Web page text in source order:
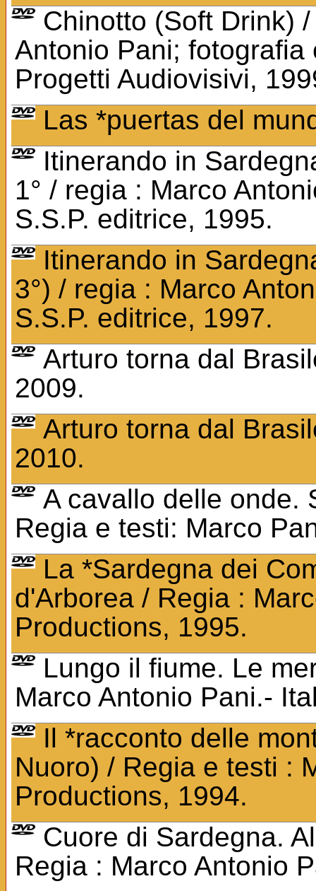
Chinotto (Soft Drink)
Antonio Pani;
Progetti Audiovisivi,
Las *puertas del
Itinerando in
1° / regia : Marco
S.S.P. editrice, 1995.
Itinerando in
3°) / regia : Marco
S.S.P. editrice, 1997.
Arturo torna dal
2009.
Arturo torna dal
2010.
A cavallo delle onde.
Regia e testi: Marco
La *Sardegna dei
d'Arborea / Regia :
Productions, 1995.
Lungo il fiume. Le
Marco Antonio Pani.-
Il *racconto delle
Nuoro) / Regia e testi :
Productions, 1994.
Cuore di Sardegna.
Regia : Marco Antonio